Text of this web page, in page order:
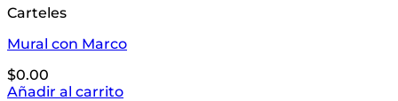
Carteles
Mural con Marco
$0.00
Añadir al carrito